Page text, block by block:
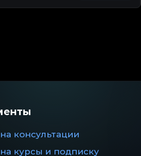
Продолжительность
консультации
курсы и подписку